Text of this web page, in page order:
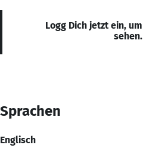
Logg Dich jetzt ein,
sehen.
Sprachen
Englisch